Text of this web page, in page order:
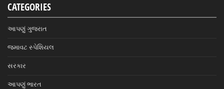
CATEGORIES
આપણું ગુજરાત
જમાવટ સ્પેશિયલ
સરકાર
આપણું ભારત